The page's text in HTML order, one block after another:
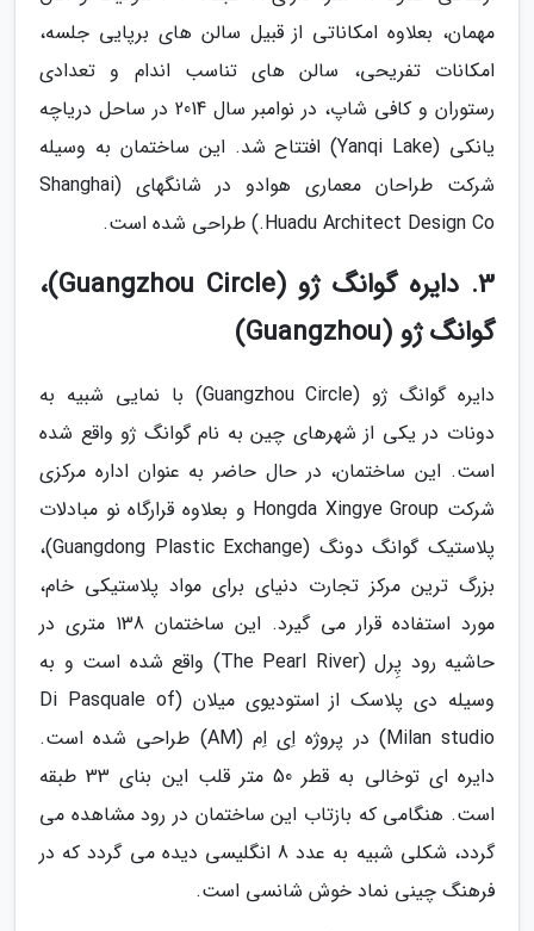
مهمان، بعلاوه امکاناتی از قبیل سالن های برپایی جلسه،
امکانات تفریحی، سالن های تناسب اندام و تعدادی
رستوران و کافی شاپ، در نوامبر سال 2014 در ساحل دریاچه
یانکی (Yanqi Lake) افتتاح شد. این ساختمان به وسیله
شرکت طراحان معماری هوادو در شانگهای (Shanghai
Huadu Architect Design Co.) طراحی شده است.
3. دایره گوانگ ژو (Guangzhou Circle)،
گوانگ ژو (Guangzhou)
دایره گوانگ ژو (Guangzhou Circle) با نمایی شبیه به
دونات در یکی از شهرهای چین به نام گوانگ ژو واقع شده
است. این ساختمان، در حال حاضر به عنوان اداره مرکزی
شرکت Hongda Xingye Group و بعلاوه قرارگاه نو مبادلات
پلاستیک گوانگ دونگ (Guangdong Plastic Exchange)،
بزرگ ترین مرکز تجارت دنیای برای مواد پلاستیکی خام،
مورد استفاده قرار می گیرد. این ساختمان 138 متری در
حاشیه رود پِرل (The Pearl River) واقع شده است و به
وسیله دی پلاسک از استودیوی میلان (Di Pasquale of
Milan studio) در پروژه اِی اِم (AM) طراحی شده است.
دایره ای توخالی به قطر 50 متر قلب این بنای 33 طبقه
است. هنگامی که بازتاب این ساختمان در رود مشاهده می
گردد، شکلی شبیه به عدد 8 انگلیسی دیده می گردد که در
فرهنگ چینی نماد خوش شانسی است.